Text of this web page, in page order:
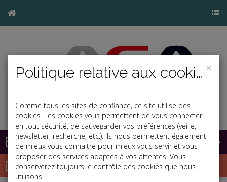
Base documentaire
Dépêches
×
Politique relative aux cookies
Comme tous les sites de confiance, ce site utilise des
cookies. Les cookies vous permettent de vous connecter
en tout sécurité, de sauvegarder vos préférences (veille,
newsletter, recherche, etc.). Ils nous permettent également
de mieux vous connaitre pour mieux vous servir et vous
proposer des services adaptés à vos attentes. Vous
conserverez toujours le contrôle des cookies que nous
utilisons.